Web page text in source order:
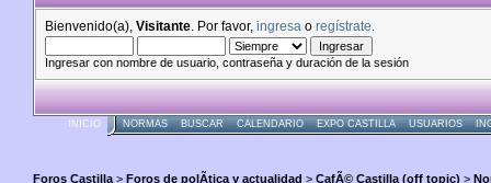
Bienvenido(a), Visitante . Por favor, ingresa o regístrate
Ingresar con nombre de usuario, contraseña y duración de la sesión
INICIO NORMAS BUSCAR CALENDARIO EXPO CASTILLA USUARIOS
Foros Castilla > Foros de polÃ­tica y actualidad > CafÃ© Castilla (off topic) >